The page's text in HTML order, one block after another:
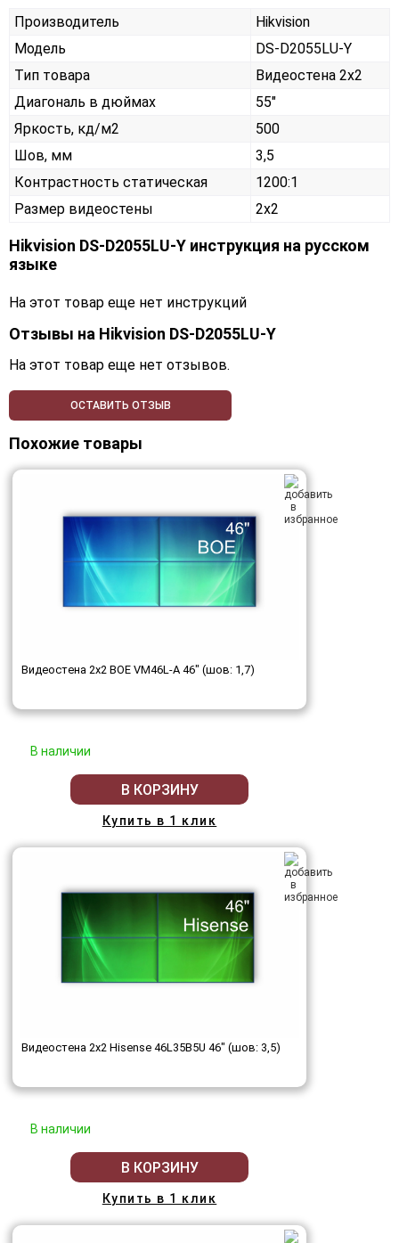
Производитель
Hikvision
Модель
DS-D2055LU-Y
Тип товара
Видеостена 2х2
Диагональ в дюймах
55"
Яркость, кд/м2
500
Шов, мм
3,5
Контрастность статическая
1200:1
Размер видеостены
2x2
Hikvision DS-D2055LU-Y инструкция на русском
языке
На этот товар еще нет инструкций
Отзывы на Hikvision DS-D2055LU-Y
На этот товар еще нет отзывов.
ОСТАВИТЬ ОТЗЫВ
Похожие товары
Видеостена 2x2 BOE VM46L-A 46" (шов: 1,7)
В наличии
В КОРЗИНУ
Купить в 1 клик
Видеостена 2x2 Hisense 46L35B5U 46" (шов: 3,5)
В наличии
В КОРЗИНУ
Купить в 1 клик